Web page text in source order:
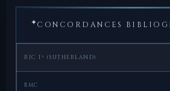
✦CONCORDANCES
RIC I² (SUTHERLAND)
BMC